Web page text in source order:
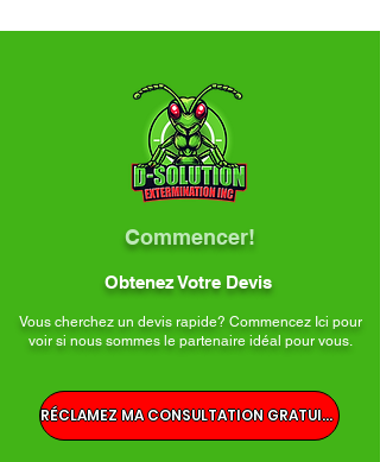
Commencer!
Obtenez Votre Devis
Vous cherchez un devis rapide? Commencez Ici pour
voir si nous sommes le partenaire idéal pour vous.
RÉCLAMEZ MA CONSULTATION GRATUITE